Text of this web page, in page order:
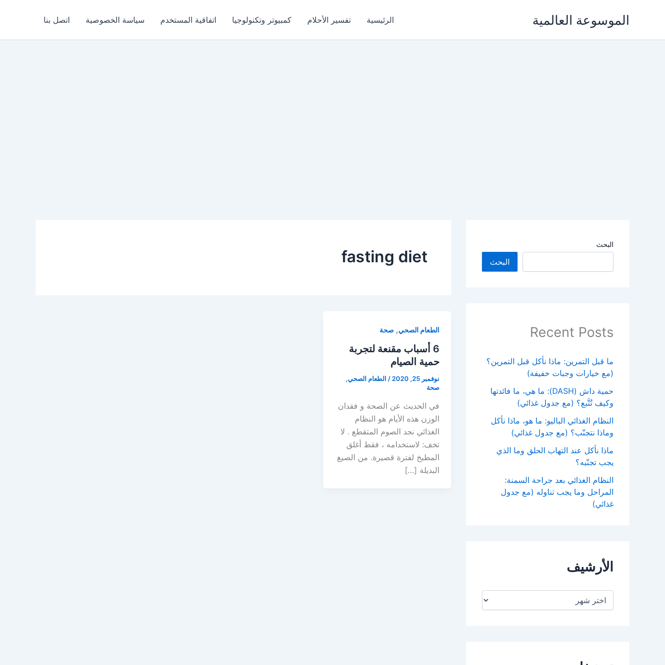
الموسوعة العالمية الرئيسية تفسير الأحلام كمبيوتر وتكنولوجيا اتفاقية المستخدم سياسة الخصوصية اتصل بنا
البحث
البحث
Recent Posts
ما قبل التمرين: ماذا نأكل قبل التمرين؟
(مع خيارات وجبات خفيفة)
حمية داش (DASH): ما هي، ما فائدتها
وكيف تُتَّبع؟ (مع جدول غذائي)
النظام الغذائي الباليو: ما هو، ماذا نأكل
وماذا نتجنّب؟ (مع جدول غذائي)
ماذا نأكل عند التهاب الحلق وما الذي
يجب تجنّبه؟
النظام الغذائي بعد جراحة السمنة:
المراحل وما يجب تناوله (مع جدول
غذائي)
الأرشيف
fasting diet
الطعام الصحي, صحة
6 أسباب مقنعة لتجربة
حمية الصيام
نوفمبر 25, 2020 / الطعام الصحي,
صحة
في الحديث عن الصحة و فقدان
الوزن هذه الأيام هو النظام
الغذائي نجد الصوم المتقطع . لا
تخف: لاستخدامه ، فقط أغلق
المطبخ لفترة قصيرة. من الصيغ
البديلة […]